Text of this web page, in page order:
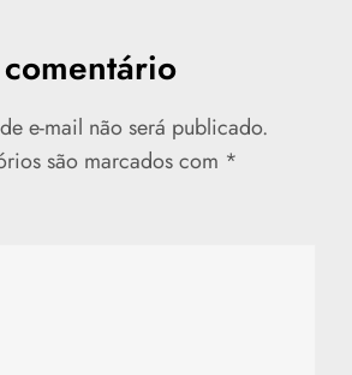
e-mail não será publicado.
são marcados com *